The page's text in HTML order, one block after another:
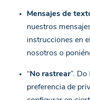
Mensajes de
nuestros
instrucciones en
nosotros o
“No rastrear”. Do
preferencia de